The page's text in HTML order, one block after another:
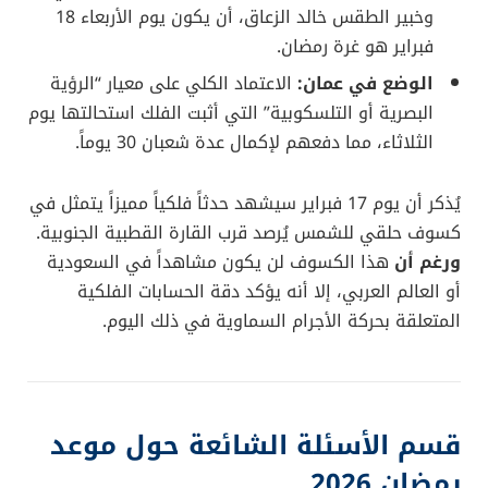
توقعات السعودية:رجح الباحث عبد العزيز الحصيني،
وخبير الطقس خالد الزعاق، أن يكون يوم الأربعاء 18
فبراير هو غرة رمضان.
الوضع في عمان:الاعتماد الكلي على معيار “الرؤية
البصرية أو التلسكوبية” التي أثبت الفلك استحالتها يوم
الثلاثاء، مما دفعهم لإكمال عدة شعبان 30 يوماً.
يُذكر أن يوم 17 فبراير سيشهد حدثاً فلكياً مميزاً يتمثل في
كسوف حلقي للشمس يُرصد قرب القارة القطبية الجنوبية.
ورغم أن هذا الكسوف لن يكون مشاهداً في السعودية